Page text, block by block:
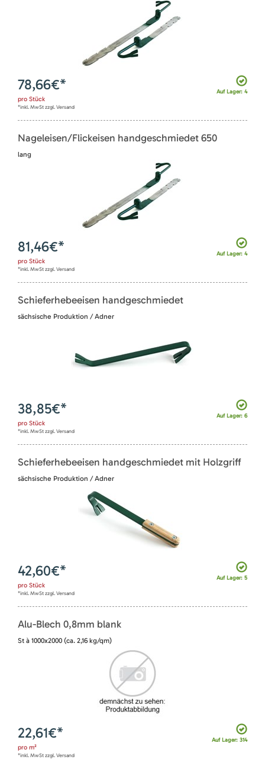
Auf Lager: 4
78,66€*
pro Stück
*inkl. MwSt zzgl. Versand
Nageleisen/Flickeisen handgeschmiedet 650
lang
Auf Lager: 4
81,46€*
pro Stück
*inkl. MwSt zzgl. Versand
Schieferhebeeisen handgeschmiedet
sächsische Produktion / Adner
Auf Lager: 6
38,85€*
pro Stück
*inkl. MwSt zzgl. Versand
Schieferhebeeisen handgeschmiedet mit Holzgriff
sächsische Produktion / Adner
Auf Lager: 5
42,60€*
pro Stück
*inkl. MwSt zzgl. Versand
Alu-Blech 0,8mm blank
St à 1000x2000 (ca. 2,16 kg/qm)
Auf Lager: 314
22,61€*
pro m²
*inkl. MwSt zzgl. Versand